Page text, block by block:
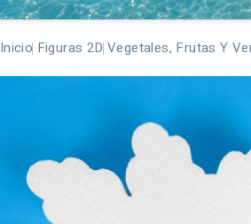
Inicio Figuras 2D Vegetales, Frutas Y